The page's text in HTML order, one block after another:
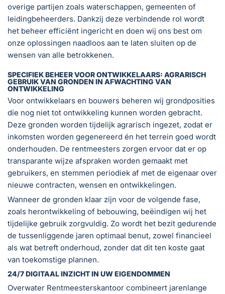
overige partijen zoals waterschappen, gemeenten of
leidingbeheerders. Dankzij deze verbindende rol wordt
het beheer efficiënt ingericht en doen wij ons best om
onze oplossingen naadloos aan te laten sluiten op de
wensen van alle betrokkenen.
SPECIFIEK BEHEER VOOR ONTWIKKELAARS: AGRARISCH
GEBRUIK VAN GRONDEN IN AFWACHTING VAN
ONTWIKKELING
Voor ontwikkelaars en bouwers beheren wij grondposities
die nog niet tot ontwikkeling kunnen worden gebracht.
Deze gronden worden tijdelijk agrarisch ingezet, zodat er
inkomsten worden gegenereerd én het terrein goed wordt
onderhouden. De rentmeesters zorgen ervoor dat er op
transparante wijze afspraken worden gemaakt met
gebruikers, en stemmen periodiek af met de eigenaar over
nieuwe contracten, wensen en ontwikkelingen.
Wanneer de gronden klaar zijn voor de volgende fase,
zoals herontwikkeling of bebouwing, beëindigen wij het
tijdelijke gebruik zorgvuldig. Zo wordt het bezit gedurende
de tussenliggende jaren optimaal benut, zowel financieel
als wat betreft onderhoud, zonder dat dit ten koste gaat
van toekomstige plannen.
24/7 DIGITAAL INZICHT IN UW EIGENDOMMEN
Overwater Rentmeesterskantoor combineert jarenlange